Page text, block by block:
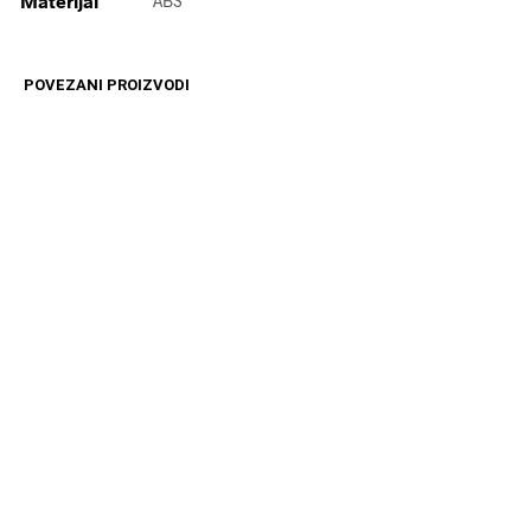
POVEZANI PROIZVODI